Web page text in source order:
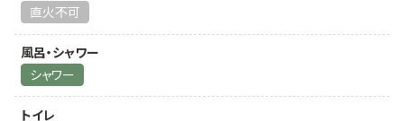
直火不可
風呂・シャワー
シャワー
トイレ